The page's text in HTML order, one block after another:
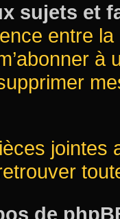
sujets et
entre
jointes
de